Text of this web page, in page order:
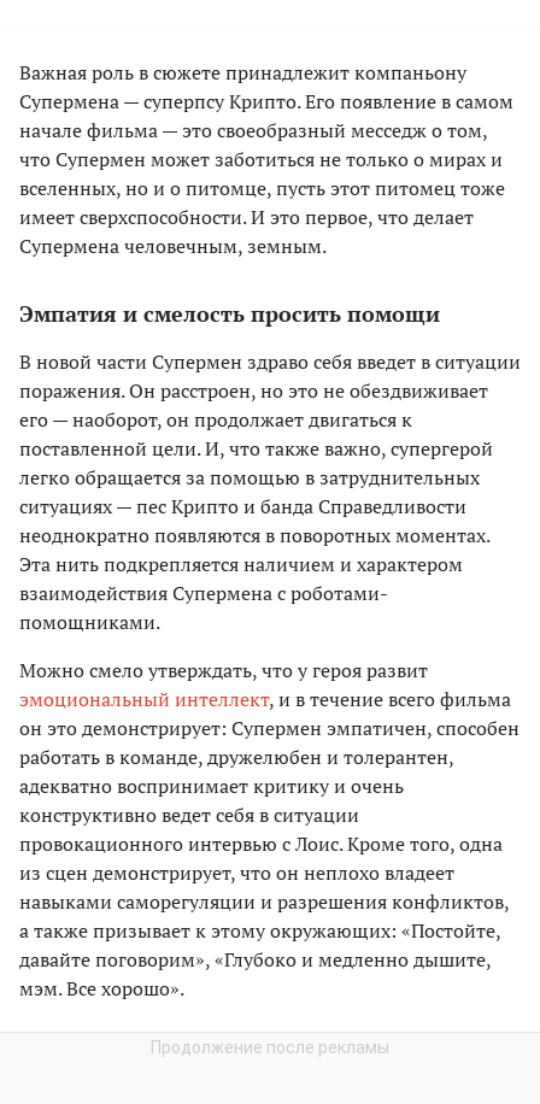
Важная роль в сюжете принадлежит компаньону
Супермена — суперпсу Крипто. Его появление в самом
начале фильма — это своеобразный месседж о том,
что Супермен может заботиться не только о мирах и
вселенных, но и о питомце, пусть этот питомец тоже
имеет сверхспособности. И это первое, что делает
Супермена человечным, земным.
Эмпатия и смелость просить помощи
В новой части Супермен здраво себя введет в ситуации
поражения. Он расстроен, но это не обездвиживает
его — наоборот, он продолжает двигаться к
поставленной цели. И, что также важно, супергерой
легко обращается за помощью в затруднительных
ситуациях — пес Крипто и банда Справедливости
неоднократно появляются в поворотных моментах.
Эта нить подкрепляется наличием и характером
взаимодействия Супермена с роботами-
помощниками.
Можно смело утверждать, что у героя развит
эмоциональный интеллект, и в течение всего фильма
он это демонстрирует: Супермен эмпатичен, способен
работать в команде, дружелюбен и толерантен,
адекватно воспринимает критику и очень
конструктивно ведет себя в ситуации
провокационного интервью с Лоис. Кроме того, одна
из сцен демонстрирует, что он неплохо владеет
навыками саморегуляции и разрешения конфликтов,
а также призывает к этому окружающих: «Постойте,
давайте поговорим», «Глубоко и медленно дышите,
мэм. Все хорошо».